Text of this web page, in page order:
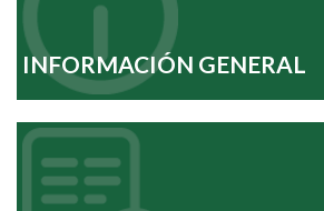
INFORMACIÓN GENERAL